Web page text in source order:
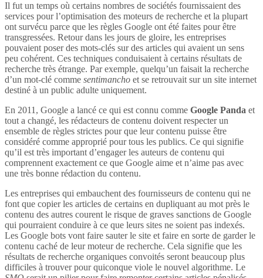
Il fut un temps où certains nombres de sociétés fournissaient des
services pour l’optimisation des moteurs de recherche et la plupart
ont survécu parce que les règles Google ont été faites pour être
transgressées. Retour dans les jours de gloire, les entreprises
pouvaient poser des mots-clés sur des articles qui avaient un sens
peu cohérent. Ces techniques conduisaient à certains résultats de
recherche très étrange. Par exemple, quelqu’un faisait la recherche
d’un mot-clé comme sentimancho et se retrouvait sur un site internet
destiné à un public adulte uniquement.
En 2011, Google a lancé ce qui est connu comme Google Panda et
tout a changé, les rédacteurs de contenu doivent respecter un
ensemble de règles strictes pour que leur contenu puisse être
considéré comme approprié pour tous les publics. Ce qui signifie
qu’il est très important d’engager les auteurs de contenu qui
comprennent exactement ce que Google aime et n’aime pas avec
une très bonne rédaction du contenu.
Les entreprises qui embauchent des fournisseurs de contenu qui ne
font que copier les articles de certains en dupliquant au mot près le
contenu des autres courent le risque de graves sanctions de Google
qui pourraient conduire à ce que leurs sites ne soient pas indexés.
Les Google bots vont faire sauter le site et faire en sorte de garder le
contenu caché de leur moteur de recherche. Cela signifie que les
résultats de recherche organiques convoités seront beaucoup plus
difficiles à trouver pour quiconque viole le nouvel algorithme. Le